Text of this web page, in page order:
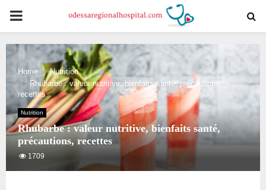
PRIMARY
MENU
Home
Nutrition
Rhubarbe : valeur nutritive, bienfaits santé, précautions,
recettes
Nutrition
Rhubarbe : valeur nutritive, bienfaits santé,
précautions, recettes
1709